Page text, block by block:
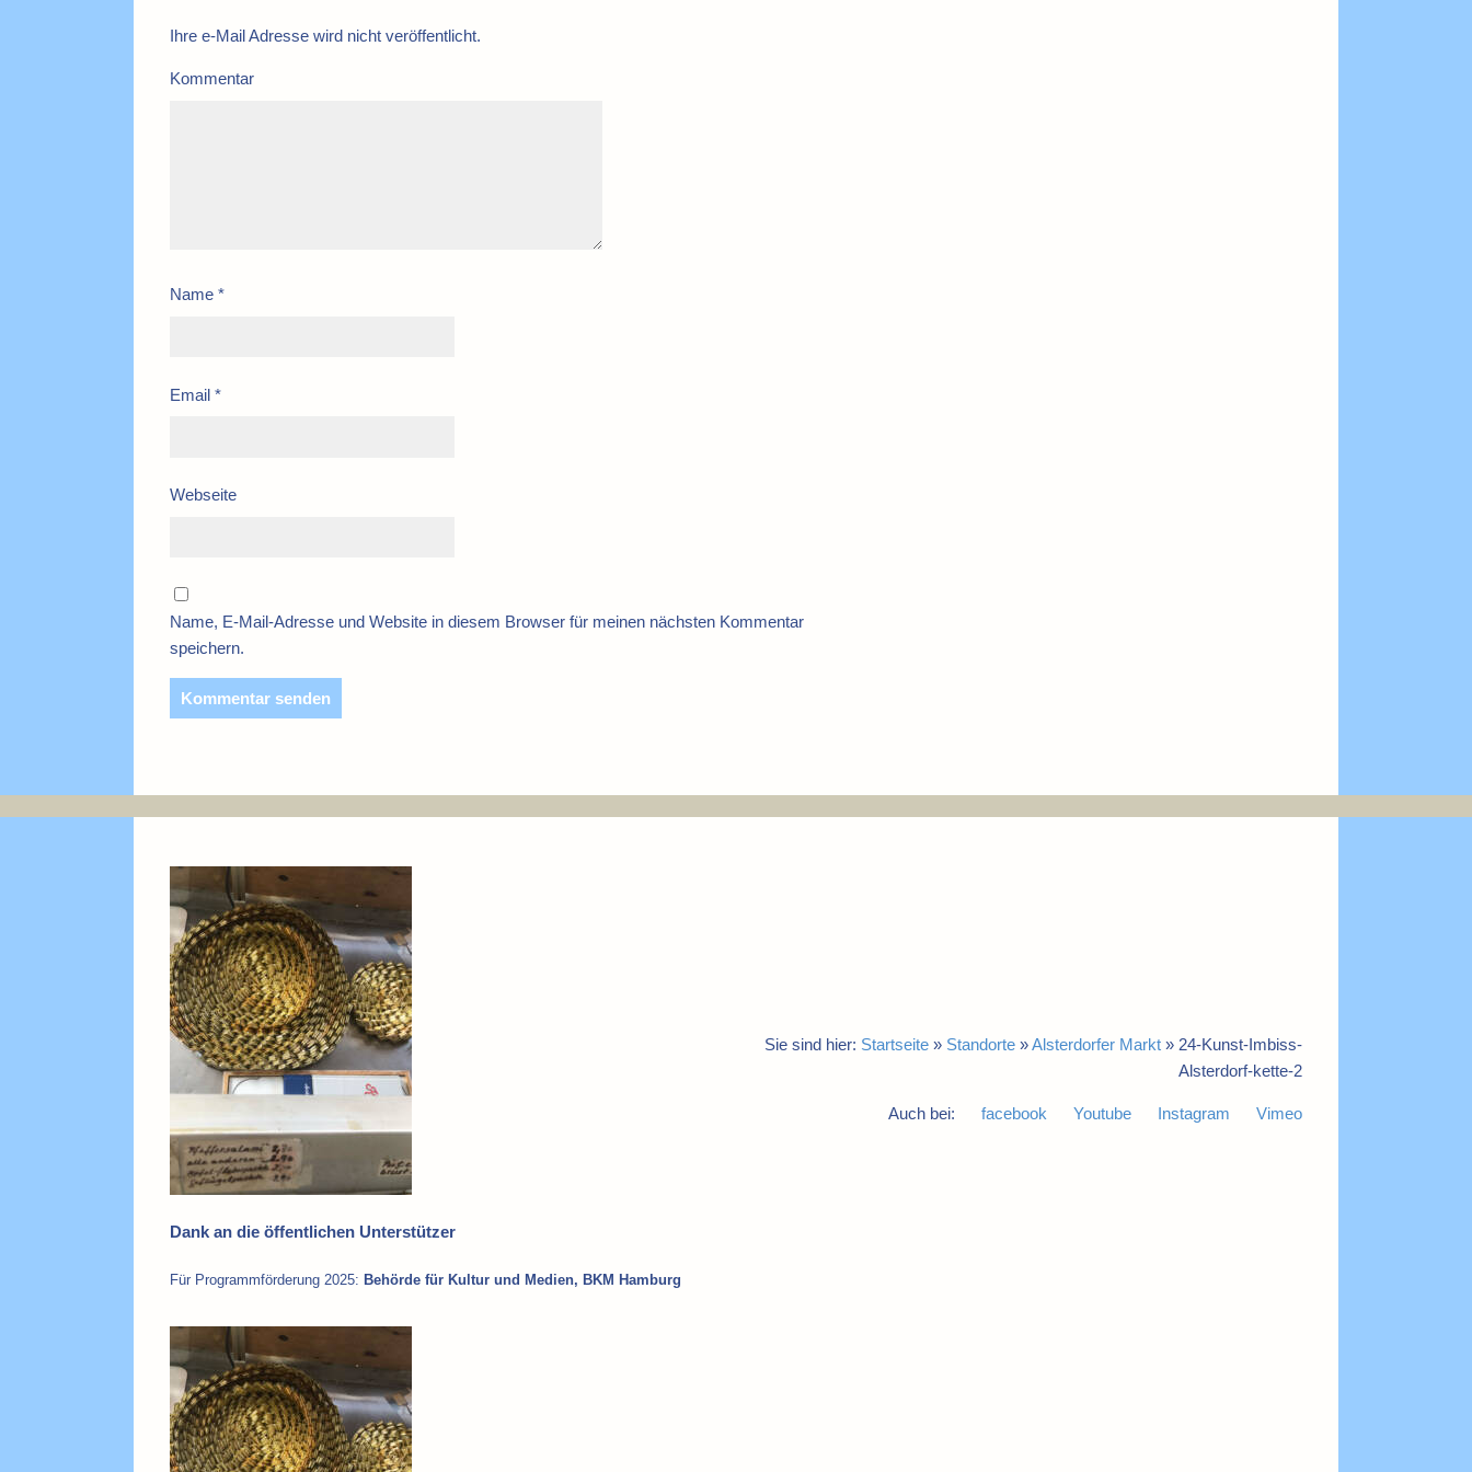
Ihre e-Mail Adresse wird nicht veröffentlicht.
Kommentar
Name *
Email *
Webseite
Name, E-Mail-Adresse und Website in diesem Browser für meinen nächsten Kommentar
speichern.
Dank an die öffentlichen Unterstützer
Für Programmförderung 2025: Behörde für Kultur und Medien, BKM Hamburg
Sie sind hier: Startseite » Standorte »Alsterdorfer Markt » 24-Kunst-Imbiss-
Alsterdorf-kette-2
Auch bei: facebook Youtube Instagram Vimeo